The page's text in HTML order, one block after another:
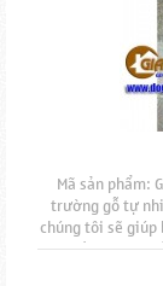
Mã sản phẩm:
trường gỗ tự
chúng tôi sẽ giúp
cao cấp được
sản phẩm